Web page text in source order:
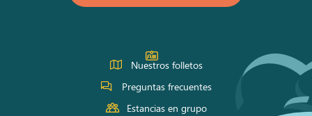
FacebookInstagram
Youtube
Nuestros folletos
Preguntas frecuentes
Estancias en grupo